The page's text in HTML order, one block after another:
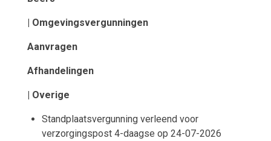
| Omgevingsvergunningen
Aanvragen
Afhandelingen
| Overige
Standplaatsvergunning verleend voor
verzorgingspost 4-daagse op 24-07-2026